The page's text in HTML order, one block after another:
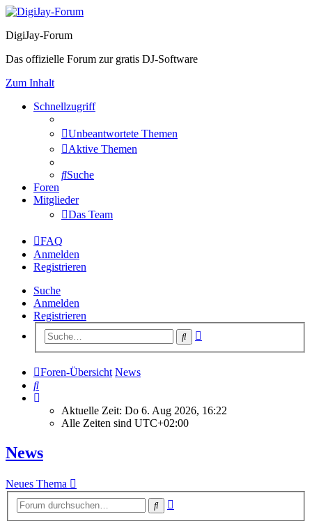
DigiJay-Forum
Das offizielle Forum zur gratis DJ-Software
Zum Inhalt
Schnellzugriff
Unbeantwortete Themen
Aktive Themen
Suche
Foren
Mitglieder
Das Team
FAQ
Anmelden
Registrieren
Suche
Anmelden
Registrieren
Suche
Foren-Übersicht News
Suche
Aktuelle Zeit: Do 6. Aug 2026, 16:22
Alle Zeiten sind UTC+02:00
News
Neues Thema
Suche